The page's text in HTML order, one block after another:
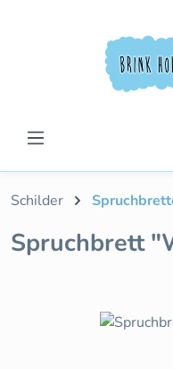
Schilder
Spruchbrett
Bildergalerie